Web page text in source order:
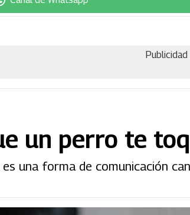
Publicidad
un perro te
una forma de comunicación